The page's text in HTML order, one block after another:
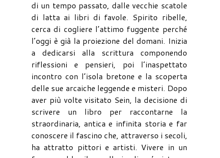
di un tempo passato, dalle vecchie scatole
di latta ai libri di favole. Spirito ribelle,
cerca di cogliere l’attimo fuggente perché
l’oggi è già la proiezione del domani. Inizia
a dedicarsi alla scrittura componendo
riflessioni e pensieri, poi l’inaspettato
incontro con l’isola bretone e la scoperta
delle sue arcaiche leggende e misteri. Dopo
aver più volte visitato Sein, la decisione di
scrivere un libro per raccontarne la
straordinaria, antica e infinita storia e far
conoscere il fascino che, attraverso i secoli,
ha attratto pittori e artisti. Vivere in un